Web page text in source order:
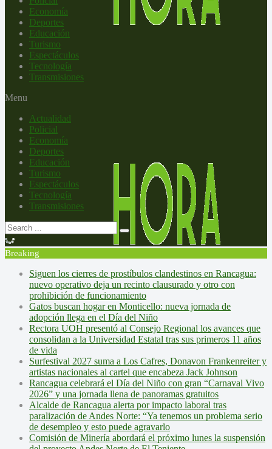
Economía
Deportes
Educación
Turismo
Espectáculos
Tecnología
Transmisiones
Menu
Actualidad
Policial
Economía
Deportes
Educación
Turismo
Espectáculos
Tecnología
Transmisiones
Breaking
Siguen los cierres de prostíbulos clandestinos en Rancagua:
nuevo operativo deja un recinto clausurado y otro con
prohibición de funcionamiento
Gatos buscan hogar en Monticello: nueva jornada de
adopción llega en el Día del Niño
Rectora UOH presentó al Consejo Regional los avances que
consolidan a la Universidad Estatal tras sus primeros 11 años
de vida
Surfestival 2027 suma a Los Cafres, Donavon Frankenreiter y
artistas nacionales al cartel que encabeza Jack Johnson
Rancagua celebrará el Día del Niño con gran “Carnaval Vivo
2026” y una jornada llena de panoramas gratuitos
Alcalde de Rancagua alerta por impacto laboral tras
paralización de Andes Norte: “Ya tenemos un problema serio
de desempleo y esto puede agravarlo
Comisión de Minería abordará el próximo lunes la suspensión